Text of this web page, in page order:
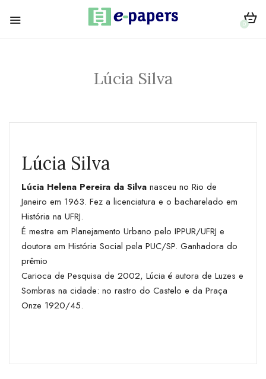
0
Lúcia Silva
Lúcia Silva
Lúcia Helena Pereira da Silva nasceu no Rio de
Janeiro em 1963. Fez a licenciatura e o bacharelado em
História na UFRJ.
É mestre em Planejamento Urbano pelo IPPUR/UFRJ e
doutora em História Social pela PUC/SP. Ganhadora do
prêmio
Carioca de Pesquisa de 2002, Lúcia é autora de Luzes e
Sombras na cidade: no rastro do Castelo e da Praça
Onze 1920/45.